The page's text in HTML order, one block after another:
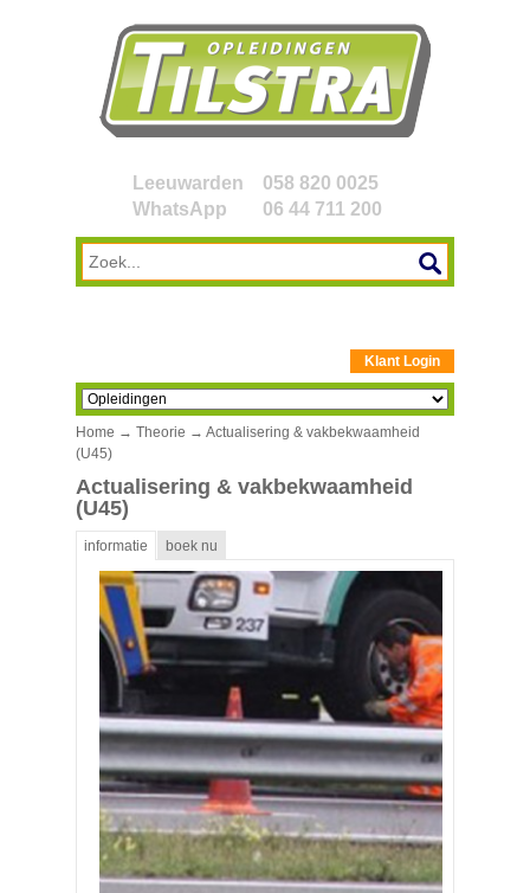
Leeuwarden
058 820 0025
WhatsApp
06 44 711 200
Klant Login
Home → Theorie → Actualisering & vakbekwaamheid
(U45)
Actualisering & vakbekwaamheid
(U45)
informatie boek nu